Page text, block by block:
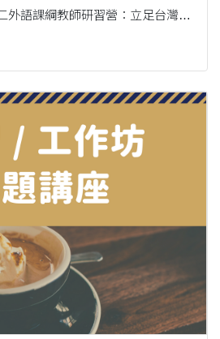
外語課綱教師研習營：立足台灣，
二外語教學」活動訊息，請公告轉
教師及師資生踴躍報....